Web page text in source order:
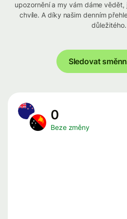
upozornění a my vám dáme
chvíle. A díky našim denním
důležitého.
Sledovat
0
Beze změny